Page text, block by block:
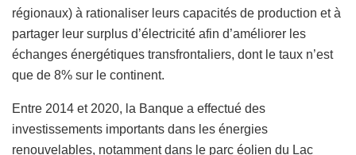
régionaux) à rationaliser leurs capacités de production et à
partager leur surplus d’électricité afin d’améliorer les
échanges énergétiques transfrontaliers, dont le taux n’est
que de 8% sur le continent.
Entre 2014 et 2020, la Banque a effectué des
investissements importants dans les énergies
renouvelables, notamment dans le parc éolien du Lac